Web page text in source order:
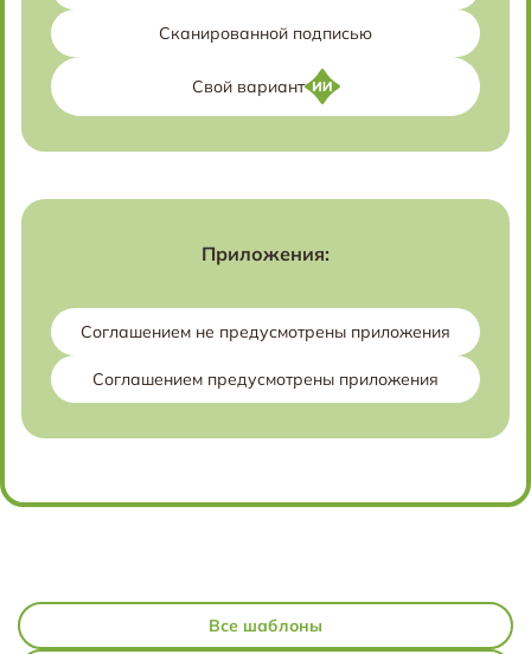
Сканированной подписью
Свой вариант
Приложения:
Соглашением не предусмотрены приложения
Соглашением предусмотрены приложения
Все шаблоны